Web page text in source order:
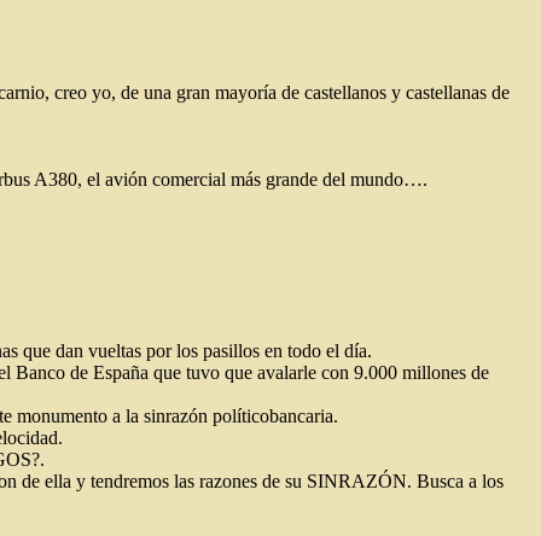
creo yo, de una gran mayoría de castellanos y castellanas de
A380, el avión comercial más grande del mundo….
que dan vueltas por los pasillos en todo el día.
Banco de España que tuvo que avalarle con 9.000 millones de
monumento a la sinrazón políticobancaria.
de ella y tendremos las razones de su SINRAZÓN. Busca a los